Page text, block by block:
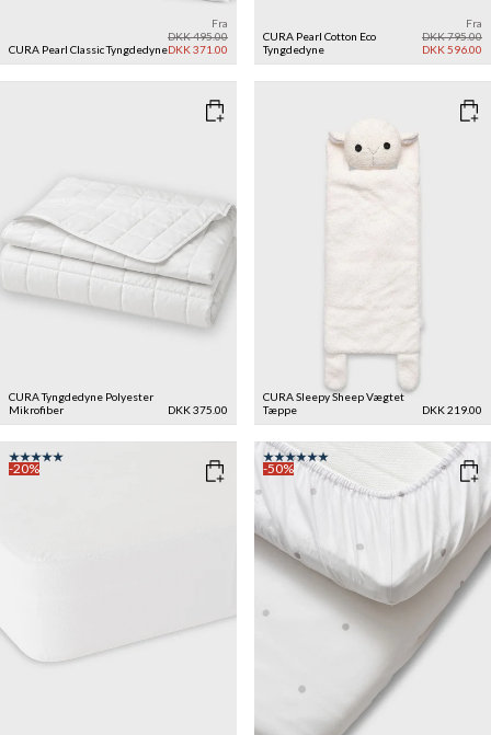
CURA Pearl Classic Tyngdedyne
Fra
DKK 495.00
DKK 371.00
CURA Pearl Cotton Eco
Tyngdedyne
Fra
DKK 795.00
DKK 596.00
CURA Tyngdedyne Polyester
Mikrofiber
DKK 375.00
CURA Sleepy Sheep Vægtet
Tæppe
DKK 219.00
-20% -50%